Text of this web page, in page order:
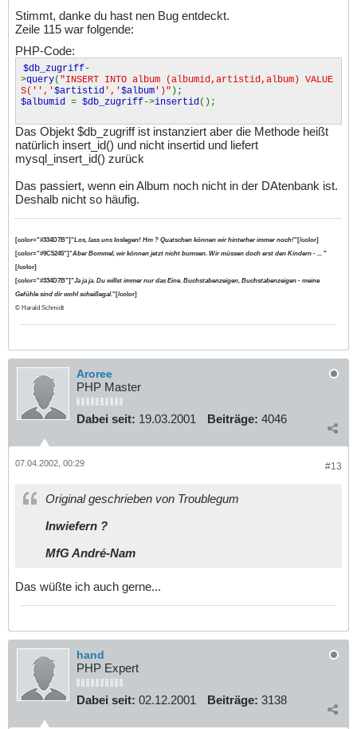
Stimmt, danke du hast nen Bug entdeckt.
Zeile 115 war folgende:
PHP-Code:
$db_zugriff-
>query( "INSERT INTO album (albumid,artistid,album) VALUE
S('','$artistid ','$album ')" );
$albumid = $db_zugriff->insertid();
Das Objekt $db_zugriff ist instanziert aber die Methode heißt
natürlich insert_id() und nicht insertid und liefert
mysql_insert_id() zurück
Das passiert, wenn ein Album noch nicht in der DAtenbank ist.
Deshalb nicht so häufig.
[color="#334D7B"]"Los, lass uns loslegen! Hm ? Quatschen können wir hinterher immer noch!"[/color]
[color="#9C5245"]"Aber Bommel, wir können jetzt nicht bumsen. Wir müssen doch erst den Kindern - ... "
[/color]
[color="#334D7B"]"Ja ja ja. Du willst immer nur das Eine. Buchstabenzeigen, Buchstabenzeigen - meine
Gefühle sind dir wohl scheißegal."[/color]
© Harald Schmidt
Aroree
PHP Master
Dabei seit: 19.03.2001 Beiträge: 4046
#13
07.04.2002, 00:29
Original geschrieben von Troublegum
Inwiefern ?
MfG André-Nam
Das wüßte ich auch gerne...
hand
PHP Expert
Dabei seit: 02.12.2001 Beiträge: 3138